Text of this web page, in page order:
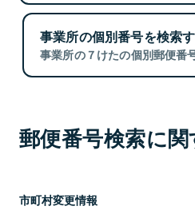
事業所の個別番号を検索
事業所の７けたの個別郵便番
郵便番号検索に
市町村変更情報